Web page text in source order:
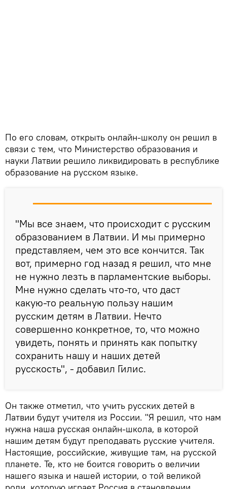
По его словам, открыть онлайн-школу он решил в
связи с тем, что Министерство образования и
науки Латвии решило ликвидировать в республике
образование на русском языке.
"Мы все знаем, что происходит с русским
образованием в Латвии. И мы примерно
представляем, чем это все кончится. Так
вот, примерно год назад я решил, что мне
не нужно лезть в парламентские выборы.
Мне нужно сделать что-то, что даст
какую-то реальную пользу нашим
русским детям в Латвии. Нечто
совершенно конкретное, то, что можно
увидеть, понять и принять как попытку
сохранить нашу и наших детей
русскость", - добавил Гилис.
Он также отметил, что учить русских детей в
Латвии будут учителя из России. "Я решил, что нам
нужна наша русская онлайн-школа, в которой
нашим детям будут преподавать русские учителя.
Настоящие, российские, живущие там, на русской
планете. Те, кто не боится говорить о величии
нашего языка и нашей истории, о той великой